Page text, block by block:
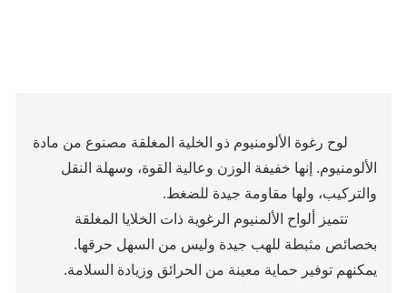
لوح رغوة الألومنيوم ذو الخلية المغلقة مصنوع من مادة
الألومنيوم. إنها خفيفة الوزن وعالية القوة، وسهلة النقل
والتركيب، ولها مقاومة جيدة للضغط.
تتميز ألواح الألمنيوم الرغوية ذات الخلايا المغلقة
بخصائص مثبطة للهب جيدة وليس من السهل حرقها.
يمكنهم توفير حماية معينة من الحرائق وزيادة السلامة.